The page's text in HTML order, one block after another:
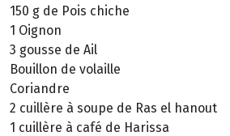
150 g de Pois chiche
1 Oignon
3 gousse de Ail
Bouillon de volaille
Coriandre
2 cuillère à soupe de Ras el hanout
1 cuillère à café de Harissa